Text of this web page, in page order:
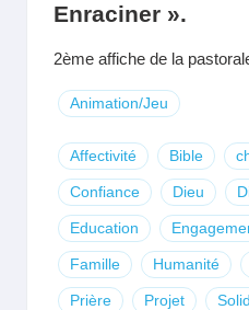
Enraciner ».
2ème affiche de la
Animation/Jeu
Affectivité Bible
Confiance Dieu
Education
Famille Humanité
Prière Projet